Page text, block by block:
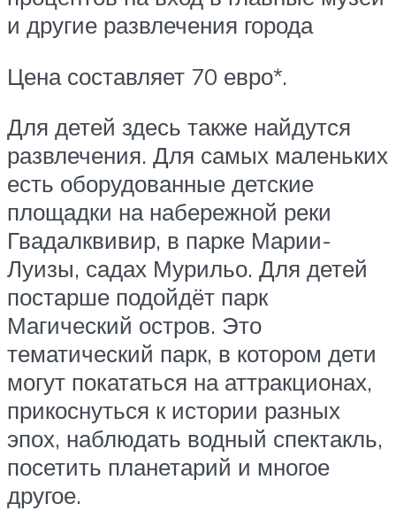
и другие развлечения города
Цена составляет 70 евро*.
Для детей здесь также найдутся
развлечения. Для самых маленьких
есть оборудованные детские
площадки на набережной реки
Гвадалквивир, в парке Марии-
Луизы, садах Мурильо. Для детей
постарше подойдёт парк
Магический остров. Это
тематический парк, в котором дети
могут покататься на аттракционах,
прикоснуться к истории разных
эпох, наблюдать водный спектакль,
посетить планетарий и многое
другое.